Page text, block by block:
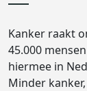
Kanker raakt
45.000
hiermee in
Minder